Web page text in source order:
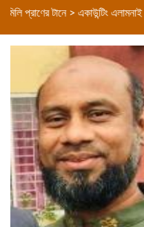
প্রাণের টানে > একাউন্টিং